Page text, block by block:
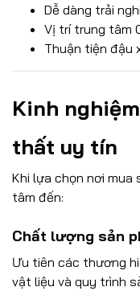
Dễ dàng trải
Vị trí trung tâm
Thuận tiện đậu
Kinh
thất uy tín
Khi lựa chọn nơi mua
tâm đến:
Chất lượng sản
Ưu tiên các thương
vật liệu và quy trình